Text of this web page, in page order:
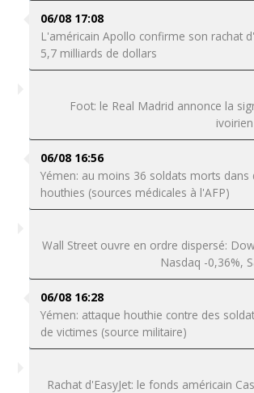
06/08 17:08
L'américain Apollo confirme son rachat
5,7 milliards de dollars
Foot: le Real Madrid annonce la
06/08 16:56
Yémen: au moins 36 soldats morts dans
houthies (sources médicales à l'AFP)
Wall Street ouvre en ordre dispersé:
Nasdaq -0,36%,
06/08 16:28
Yémen: attaque houthie contre des
de victimes (source militaire)
Rachat d'EasyJet: le fonds américain